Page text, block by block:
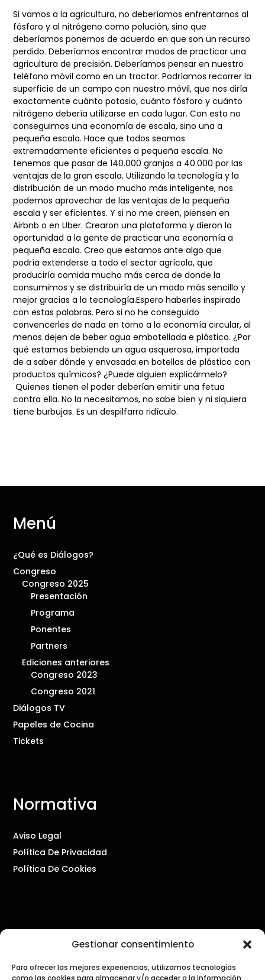
Gestionar consentimiento
Para ofrecer las mejores experiencias, utilizamos tecnologías
como las cookies para almacenar y/o acceder a la información
Si vamos a la agricultura, no deberíamos enfrentarnos al
fósforo y al nitrógeno comopolución, sino que
deberíamos ponernos de acuerdo en que son un recurso
perdido.Deberíamos encontrar modos de practicar una
agricultura de precisión. Deberíamospensar en nuestro
teléfono móvil como en un tractor. Podríamos recorrer la
superficie deun campo con nuestro móvil, que nos diría
exactamente cuánto potasio, cuánto fósforo ycuánto
nitrógeno debería utilizarse en cada lugar. Con esto no
conseguimos una economíade escala, sino una a
pequeña escala. Hace que todos seamos
extremadamente eficientes apequeña escala. No
tenemos que pasar de 140.000 granjas a 40.000 por las
ventajas de lagran escala. Utilizando la tecnología y la
distribución de un modo mucho más inteligente,nos
podemos aprovechar de las ventajas de la pequeña
escala y ser eficientes. Y si no mecreen, piensen en
Airbnb o en Uber. Crearon una plataforma y dieron la
oportunidad a lagente de practicar una economía a
pequeña escala. Creo que estamos ante algo que
podríaextenderse a todo el sector agrícola, que
produciría comida mucho más cerca de dondela
consumimos y se distribuiría de un modo más sencillo y
mejor gracias a la tecnología.Espero haberles inspirado
con estas palabras. Pero si no he conseguido
convencerlesde nada en torno a la economía circular, al
menos dejen de beber agua embotellada eplástico. ¿Por
qué estamos bebiendo un agua asquerosa, importada
de a saber dónde yenvasada en botellas de plástico con
productos químicos? ¿Puede alguien explicármelo?
Quienes tienen el poder deberían emitir una fetua
contra ella. No la necesitamos, no sabebien y ni siquiera
tiene burbujas. Es un despilfarro ridículo.
Menú
¿Qué es Diálogos?
Congreso
Congreso 2025
Presentación
Programa
Ponentes
Partners
Ediciones anteriores
Congreso 2023
Congreso 2021
Diálogos TV
Papeles de Cocina
Tickets
Normativa
Aviso Legal
Política De Privacidad
Política De Cookies
Contacto
PRENSA Y COMUNICACIÓN